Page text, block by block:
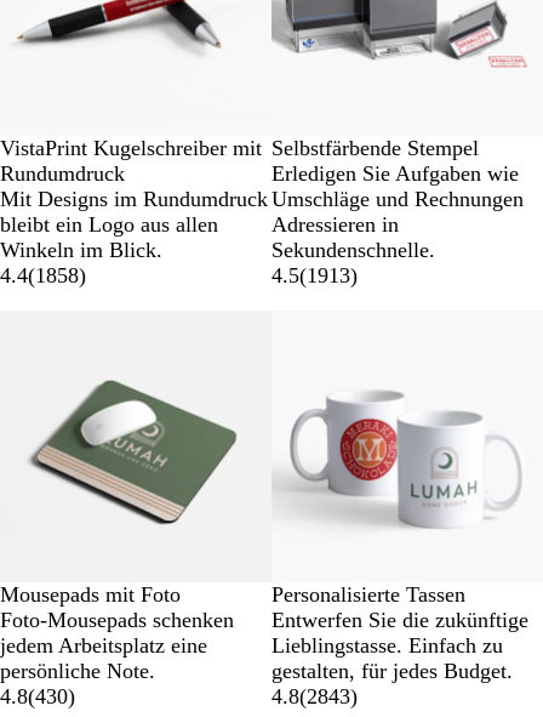
VistaPrint Kugelschreiber mit
Rundumdruck
Mit Designs im Rundumdruck
bleibt ein Logo aus allen
Winkeln im Blick.
4.4(1858)
Selbstfärbende Stempel
Erledigen Sie Aufgaben wie
Umschläge und Rechnungen
Adressieren in
Sekundenschnelle.
4.5(1913)
Mousepads mit Foto
Foto-Mousepads schenken
jedem Arbeitsplatz eine
persönliche Note.
4.8(430)
Personalisierte Tassen
Entwerfen Sie die zukünftige
Lieblingstasse. Einfach zu
gestalten, für jedes Budget.
4.8(2843)